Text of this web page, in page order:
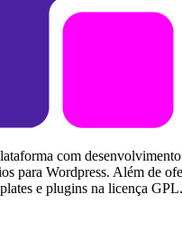
com
para Wordpress. Além de
e plugins na licença GPL.